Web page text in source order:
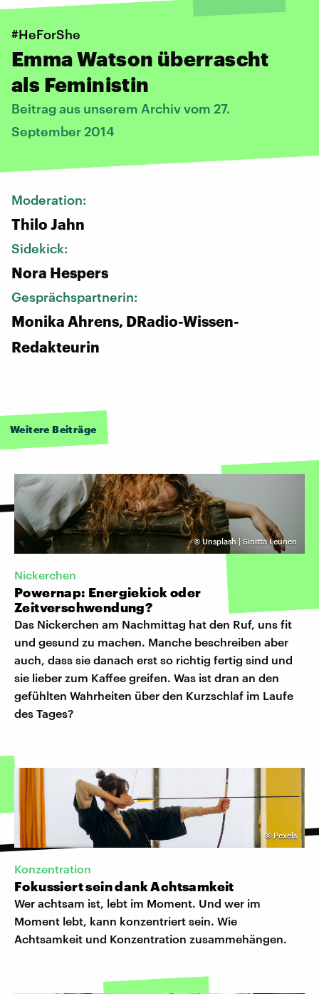
#HeForShe
Emma Watson überrascht
als Feministin
Beitrag aus unserem Archiv vom 27.
September 2014
Moderation:
Thilo Jahn
Sidekick:
Nora Hespers
Gesprächspartnerin:
Monika Ahrens, DRadio-Wissen-
Redakteurin
Weitere Beiträge
©Unsplash | Sinitta Leunen
Nickerchen
Powernap: Energiekick oder
Zeitverschwendung?
Das Nickerchen am Nachmittag hat den Ruf, uns fit
und gesund zu machen. Manche beschreiben aber
auch, dass sie danach erst so richtig fertig sind und
sie lieber zum Kaffee greifen. Was ist dran an den
gefühlten Wahrheiten über den Kurzschlaf im Laufe
des Tages?
© Pexels
Konzentration
Fokussiert sein dank Achtsamkeit
Wer achtsam ist, lebt im Moment. Und wer im
Moment lebt, kann konzentriert sein. Wie
Achtsamkeit und Konzentration zusammehängen.